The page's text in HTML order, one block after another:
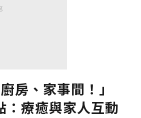
房、家事間！」
療癒與家人互動